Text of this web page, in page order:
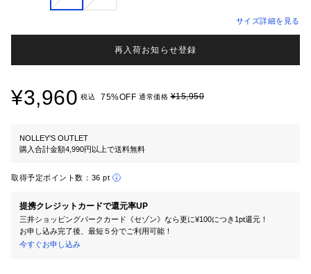
サイズ詳細を見る
再入荷お知らせ登録
¥3,960 税込 75%OFF 通常価格¥15,950
NOLLEY'S OUTLET
購入合計金額4,990円以上で送料無料
取得予定ポイント数： 36 pt
提携クレジットカードで還元率UP
三井ショッピングパークカード《セゾン》なら更に¥100につき1pt還元！
お申し込み完了後、最短５分でご利用可能！
今すぐお申し込み